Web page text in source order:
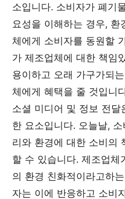
소입니다. 소비자가 폐기
요성을 이해하는 경우, 환
체에게 소비자를 동원할
가 제조업체에 대한 책임
용이하고 오래 가구가되
체에게 혜택을 줄 것입니
소셜 미디어 및 정보 전
한 요소입니다. 오늘날,
리와 환경에 대한 소비의
할 수 있습니다. 제조업체
의 환경 친화적이라고하
자는 이에 반응하고 소비